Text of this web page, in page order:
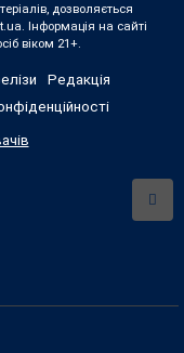
дозволяється
Інформація на сайті
віком 21+.
Редакція